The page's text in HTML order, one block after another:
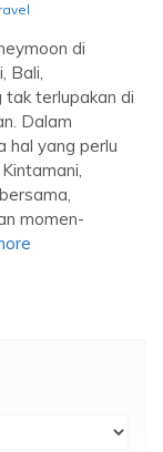
di
Bali,
terlupakan di
Dalam
hal yang perlu
momen-